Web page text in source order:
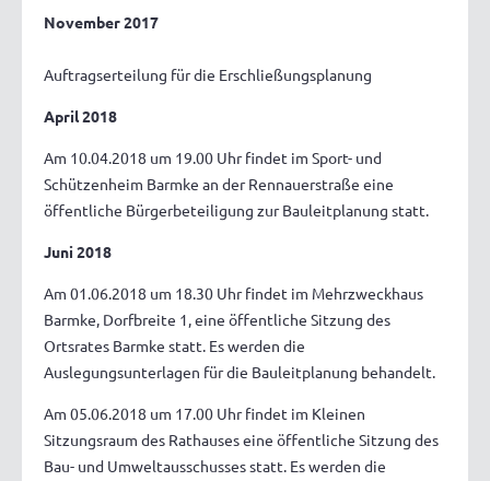
November 2017
Auftragserteilung für die Erschließungsplanung
April 2018
Am 10.04.2018 um 19.00 Uhr findet im Sport- und
Schützenheim Barmke an der Rennauerstraße eine
öffentliche Bürgerbeteiligung zur Bauleitplanung statt.
Juni 2018
Am 01.06.2018 um 18.30 Uhr findet im Mehrzweckhaus
Barmke, Dorfbreite 1, eine öffentliche Sitzung des
Ortsrates Barmke statt. Es werden die
Auslegungsunterlagen für die Bauleitplanung behandelt.
Am 05.06.2018 um 17.00 Uhr findet im Kleinen
Sitzungsraum des Rathauses eine öffentliche Sitzung des
Bau- und Umweltausschusses statt. Es werden die